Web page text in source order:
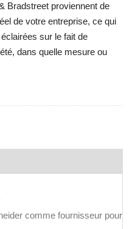
Bradstreet proviennent de
de votre entreprise, ce qui
sur le fait de
dans quelle mesure ou
comme fournisseur pour